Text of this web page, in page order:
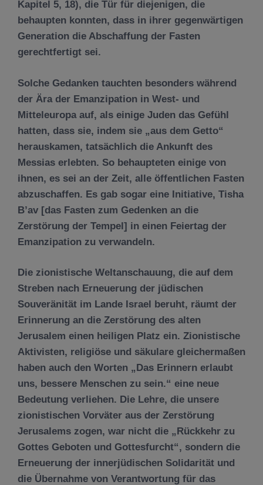
Kapitel 5, 18), die Tür für diejenigen, die
behaupten konnten, dass in ihrer gegenwärtigen
Generation die Abschaffung der Fasten
gerechtfertigt sei.
Solche Gedanken tauchten besonders während
der Ära der Emanzipation in West- und
Mitteleuropa auf, als einige Juden das Gefühl
hatten, dass sie, indem sie „aus dem Getto“
herauskamen, tatsächlich die Ankunft des
Messias erlebten. So behaupteten einige von
ihnen, es sei an der Zeit, alle öffentlichen Fasten
abzuschaffen. Es gab sogar eine Initiative, Tisha
B’av [das Fasten zum Gedenken an die
Zerstörung der Tempel] in einen Feiertag der
Emanzipation zu verwandeln.
Die zionistische Weltanschauung, die auf dem
Streben nach Erneuerung der jüdischen
Souveränität im Lande Israel beruht, räumt der
Erinnerung an die Zerstörung des alten
Jerusalem einen heiligen Platz ein. Zionistische
Aktivisten, religiöse und säkulare gleichermaßen
haben auch den Worten „Das Erinnern erlaubt
uns, bessere Menschen zu sein.“ eine neue
Bedeutung verliehen. Die Lehre, die unsere
zionistischen Vorväter aus der Zerstörung
Jerusalems zogen, war nicht die „Rückkehr zu
Gottes Geboten und Gottesfurcht“, sondern die
Erneuerung der innerjüdischen Solidarität und
die Übernahme von Verantwortung für das